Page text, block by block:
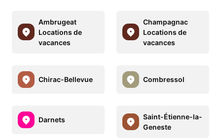
Ambrugeat
Locations de
vacances
Champagnac
Locations de
vacances
Chirac-Bellevue Combressol
Darnets
Saint-Étienne-la-
Geneste